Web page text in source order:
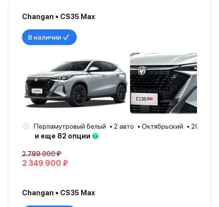
Changan • CS35 Max
В наличии
Перламутровый белый 2 авто Октябрьский
2025
и еще 82 опции
2 789 900 ₽
2 349 900 ₽
Changan • CS35 Max